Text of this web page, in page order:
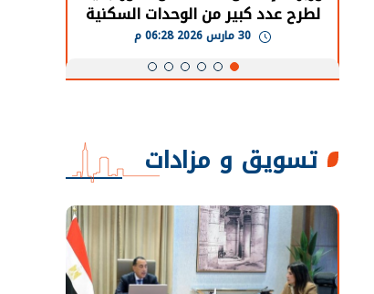
لطرح عدد كبير من الوحدات السكنية
بنظام الإيجار
تسويق و مزادات